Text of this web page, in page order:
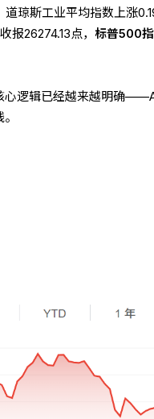
道琼斯工业平均指数上涨
报26274.13点，标普500
心逻辑已经越来越明确